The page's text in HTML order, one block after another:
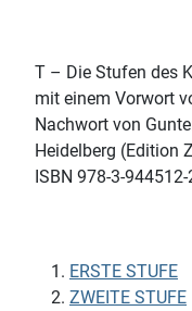
T – Die Stufen des
mit einem Vorwort
Nachwort von
Heidelberg (Edition
ISBN 978-3-944512-
ERSTE STUFE
ZWEITE STUFE